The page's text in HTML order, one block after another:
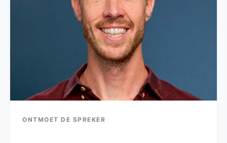
ONTMOET DE SPREKER